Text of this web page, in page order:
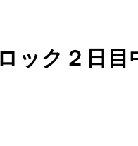
ック２日目